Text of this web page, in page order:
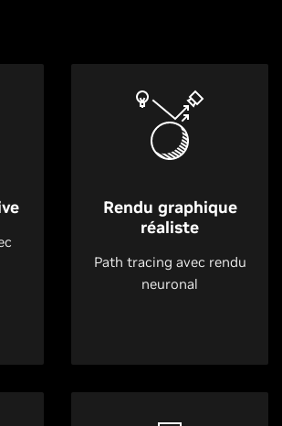
Rendu graphique
réaliste
Path tracing avec rendu
neuronal